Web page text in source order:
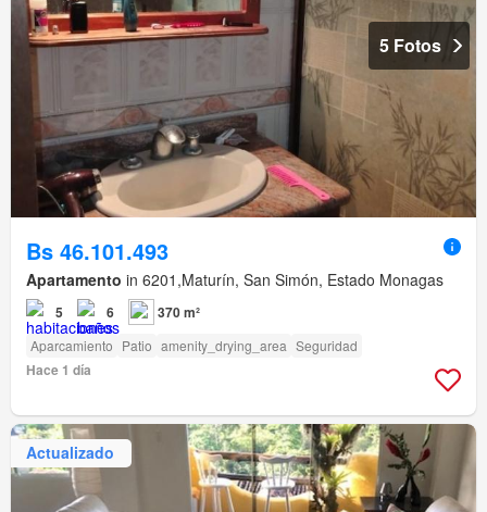
5 Fotos
Bs 46.101.493
Apartamento in 6201,Maturín, San Simón, Estado Monagas
5 6 370 m²
Aparcamiento Patio amenity_drying_area Seguridad
Hace 1 día
Actualizado